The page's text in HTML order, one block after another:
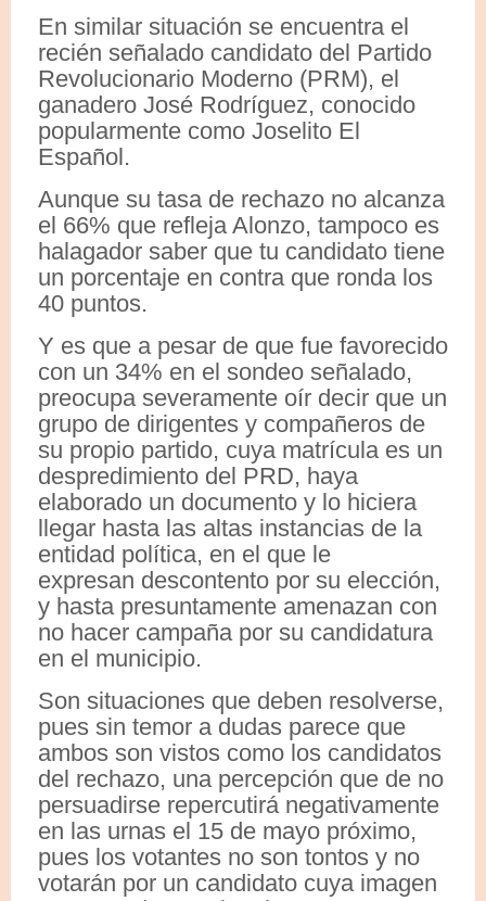
En similar situación se encuentra el
recién señalado candidato del Partido
Revolucionario Moderno (PRM), el
ganadero José Rodríguez, conocido
popularmente como Joselito El
Español.
Aunque su tasa de rechazo no alcanza
el 66% que refleja Alonzo, tampoco es
halagador saber que tu candidato tiene
un porcentaje en contra que ronda los
40 puntos.
Y es que a pesar de que fue favorecido
con un 34% en el sondeo señalado,
preocupa severamente oír decir que un
grupo de dirigentes y compañeros de
su propio partido, cuya matrícula es un
despredimiento del PRD, haya
elaborado un documento y lo hiciera
llegar hasta las altas instancias de la
entidad política, en el que le
expresan descontento por su elección,
y hasta presuntamente amenazan con
no hacer campaña por su candidatura
en el municipio.
Son situaciones que deben resolverse,
pues sin temor a dudas parece que
ambos son vistos como los candidatos
del rechazo, una percepción que de no
persuadirse repercutirá negativamente
en las urnas el 15 de mayo próximo,
pues los votantes no son tontos y no
votarán por un candidato cuya imagen